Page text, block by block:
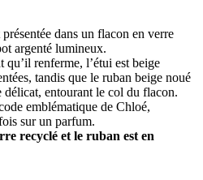
dans un flacon en verre
argenté lumineux.
renferme, l’étui est beige
tandis que le ruban beige noué
entourant le col du flacon.
emblématique de Chloé,
sur un parfum.
recyclé et le ruban est en